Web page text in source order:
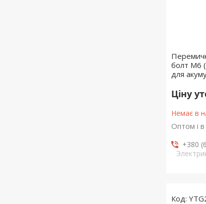
болт М6
для
Ціну
Немає в
Оптом і
+380